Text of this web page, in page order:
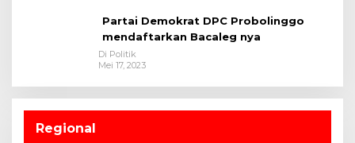
Partai Demokrat DPC Probolinggo
mendaftarkan Bacaleg nya
Di Politik
Mei 17, 2023
Regional